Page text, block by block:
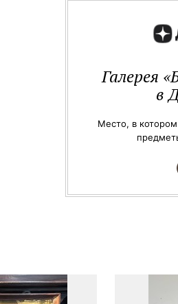
Галерея
в
Место, в